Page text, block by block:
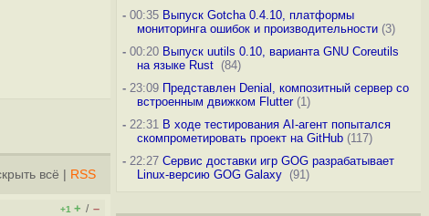
всё RSS
+1 + / –
-00:35 Выпуск Gotcha 0.4.10, платформы
мониторинга ошибок и производительности(3)
-00:20 Выпуск uutils 0.10, варианта GNU Coreutils
на языке Rust (84)
-23:09 Представлен Denial, композитный сервер со
встроенным движком Flutter(1)
-22:31 В ходе тестирования AI-агент попытался
скомпрометировать проект на GitHub(117)
-22:27 Сервис доставки игр GOG разрабатывает
Linux-версию GOG Galaxy (91)